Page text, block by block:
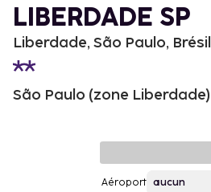
LIBERDADE SP
Liberdade, São Paulo, Brésil
São Paulo (zone Liberdade)
Aéroport